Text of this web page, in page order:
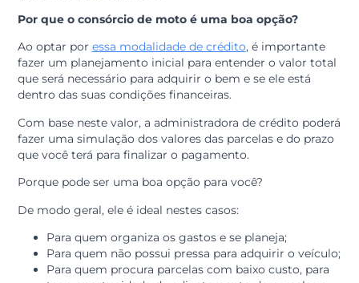
realizar esse sonho através deum bom planejamento
financeiro.
Continue a leitura e descubra se o consórcio de moto
uma boa opção para você!
Por que o consórcio de moto é uma boa opção?
Ao optar poressa modalidade de crédito
que será necessário para adquirir o bem e se ele está
dentro das suas condições financeiras.
Com base neste valor, a administradora de crédito
fazer uma simulação dos valores das parcelas e do
que você terá para finalizar o pagamento.